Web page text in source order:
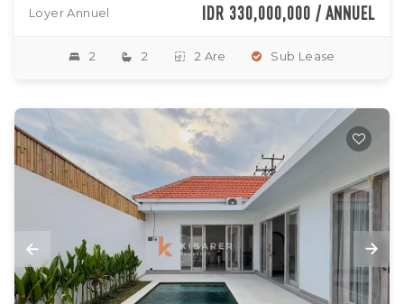
Loyer Annuel IDR 330,000,000 / ANNUEL
2 2 2 Are Sub Lease